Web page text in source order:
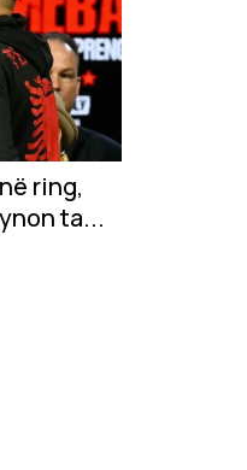
ring,
ta...